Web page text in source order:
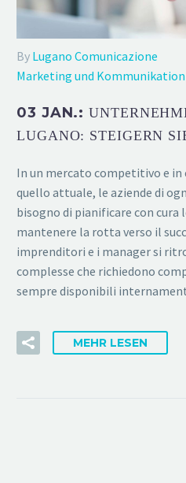
By Lugano Comunicazione
Marketing und Kommunikation
03 JAN.:
LUGANO: STEIGERN
In un mercato competitivo e
quello attuale, le aziende di
bisogno di pianificare con
mantenere la rotta verso il
imprenditori e i manager si
complesse che richiedono
sempre disponibili
MEHR LESEN